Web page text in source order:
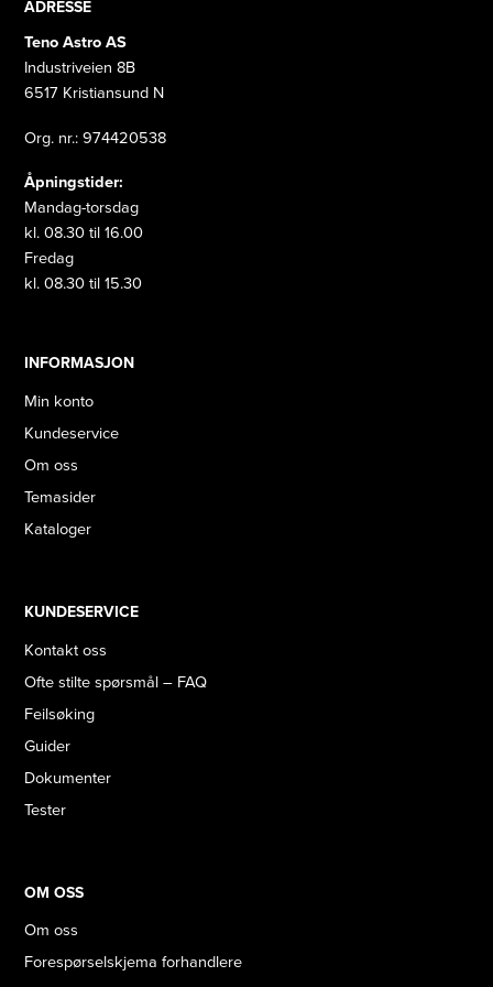
ADRESSE
Teno Astro AS
Industriveien 8B
6517 Kristiansund N
Org. nr.: 974420538
Åpningstider:
Mandag-torsdag
kl. 08.30 til 16.00
Fredag
kl. 08.30 til 15.30
INFORMASJON
Min konto
Kundeservice
Om oss
Temasider
Kataloger
KUNDESERVICE
Kontakt oss
Ofte stilte spørsmål – FAQ
Feilsøking
Guider
Dokumenter
Tester
OM OSS
Om oss
Forespørselskjema forhandlere